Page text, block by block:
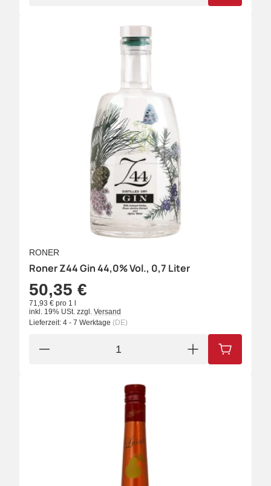
RONER
Roner Z44 Gin 44,0% Vol., 0,7 Liter
50,35 €
71,93 € pro 1 l
inkl. 19% USt. zzgl. Versand
Lieferzeit: 4 - 7 Werktage (DE)
IN DEN